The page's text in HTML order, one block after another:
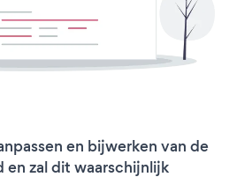
en bijwerken van de
zal dit waarschijnlijk